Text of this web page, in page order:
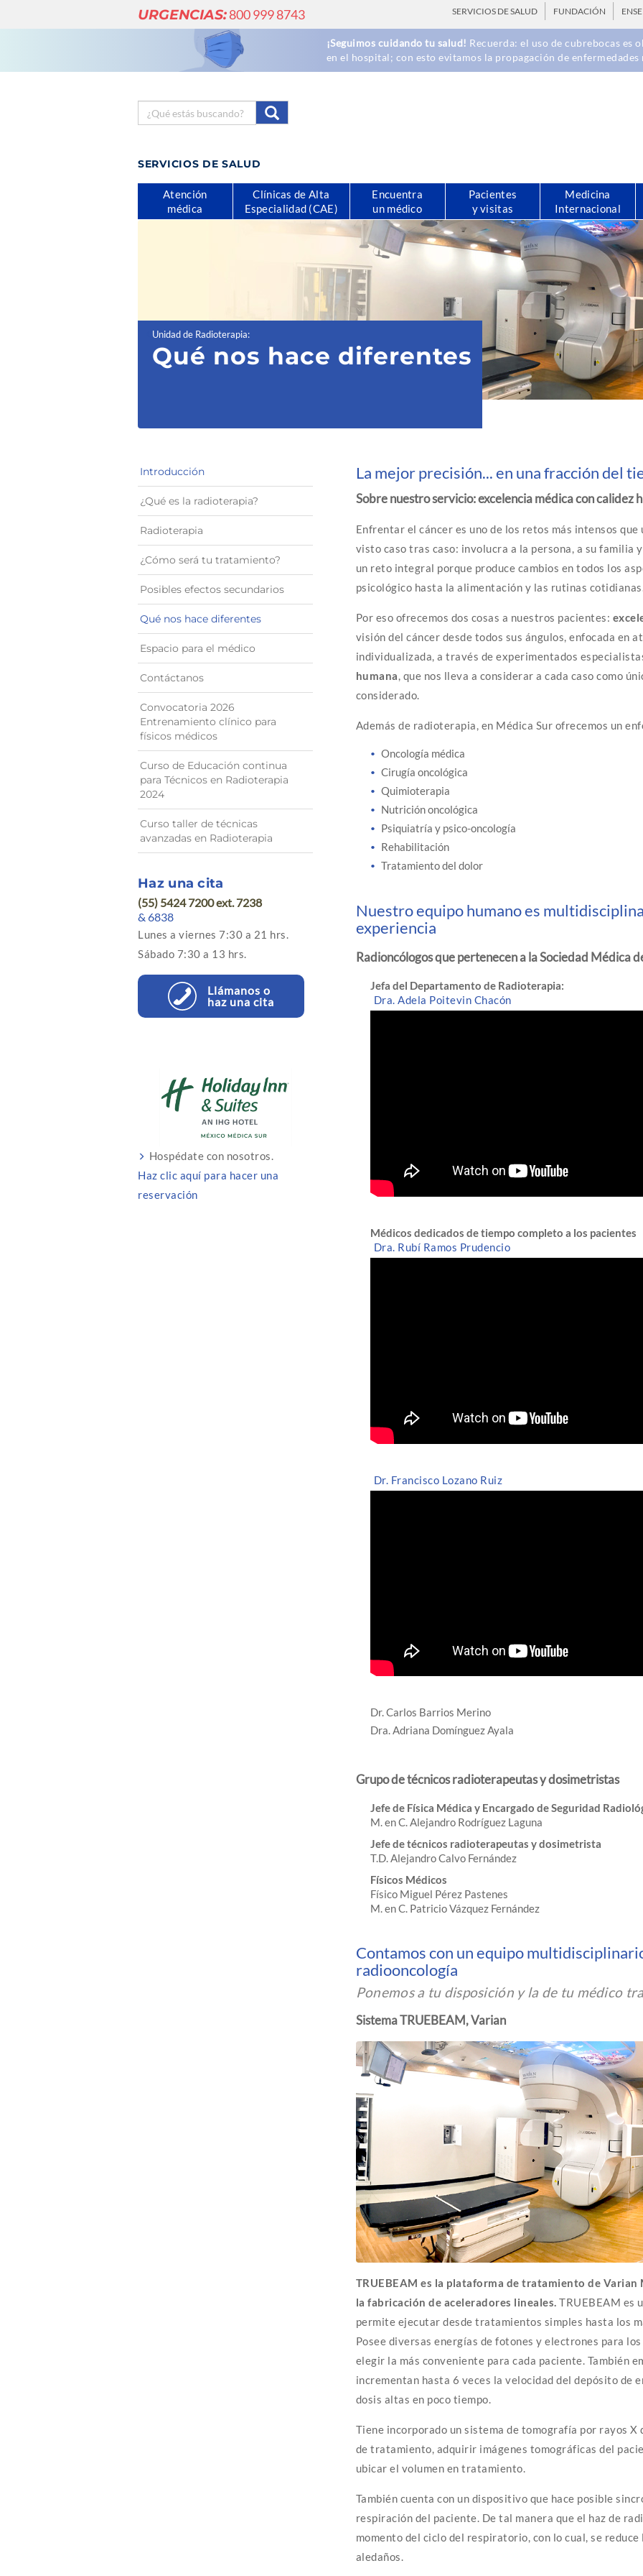
URGENCIAS:800 999 8743 SERVICIOS DE SALUD FUNDACIÓN
¡Seguimos cuidando tu salud! Recuerda: el uso de cubrebocas
en el hospital; con esto evitamos la propagación de
SERVICIOS DE SALUD
Atención
médica
Clínicas de Alta
Especialidad (CAE)
Encuentra
un médico
Pacientes
y visitas
Medicina
Internacional
Unidad de Radioterapia:
Qué nos hace diferentes
La mejor precisión... en una fracción del
Sobre nuestro servicio: excelencia médica con calidez
Enfrentar el cáncer es uno de los retos más intensos
visto caso tras caso: involucra a la persona, a su familia
un reto integral porque produce cambios en todos los
psicológico hasta la alimentación y las rutinas
Por eso ofrecemos dos cosas a nuestros pacientes:
visión del cáncer desde todos sus ángulos, enfocada en
individualizada, a través de experimentados
humana, que nos lleva a considerar a cada caso como
considerado.
Además de radioterapia, en Médica Sur ofrecemos un
Oncología médica
Cirugía oncológica
Quimioterapia
Nutrición oncológica
Psiquiatría y psico-oncología
Rehabilitación
Tratamiento del dolor
Nuestro equipo humano es
experiencia
Radioncólogos que pertenecen a la Sociedad Médica
Jefa del Departamento de Radioterapia:
Dra. Adela Poitevin Chacón
Médicos dedicados de tiempo completo a los pacientes
Dra. Rubí Ramos Prudencio
Dr. Francisco Lozano Ruiz
Dr. Carlos Barrios Merino
Dra. Adriana Domínguez Ayala
Grupo de técnicos radioterapeutas y dosimetristas
Jefe de Física Médica y Encargado de Seguridad
M. en C. Alejandro Rodríguez Laguna
Jefe de técnicos radioterapeutas y dosimetrista
T.D. Alejandro Calvo Fernández
Físicos Médicos
Físico Miguel Pérez Pastenes
M. en C. Patricio Vázquez Fernández
Contamos con un equipo
radiooncología
Ponemos a tu disposición y la de tu médico
Sistema TRUEBEAM, Varian
TRUEBEAM es la plataforma de tratamiento de
la fabricación de aceleradores lineales. TRUEBEAM es
permite ejecutar desde tratamientos simples hasta los
Posee diversas energías de fotones y electrones para
elegir la más conveniente para cada paciente. También
incrementan hasta 6 veces la velocidad del depósito de
dosis altas en poco tiempo.
Tiene incorporado un sistema de tomografía por rayos
de tratamiento, adquirir imágenes tomográficas del
ubicar el volumen en tratamiento.
También cuenta con un dispositivo que hace posible
respiración del paciente. De tal manera que el haz de
momento del ciclo del respiratorio, con lo cual, se
aledaños.
Introducción
¿Qué es la radioterapia?
Radioterapia
¿Cómo será tu tratamiento?
Posibles efectos secundarios
Qué nos hace diferentes
Espacio para el médico
Contáctanos
Convocatoria 2026
Entrenamiento clínico para
físicos médicos
Curso de Educación continua
para Técnicos en Radioterapia
2024
Curso taller de técnicas
avanzadas en Radioterapia
Haz una cita
(55) 5424 7200 ext. 7238
& 6838
Lunes a viernes 7:30 a 21 hrs.
Sábado 7:30 a 13 hrs.
Llámanos o
haz una cita
Hospédate con nosotros.
Haz clic aquí para hacer una
reservación